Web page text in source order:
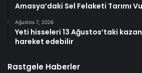
Amasya’daki Sel Felaketi Tarımı
Ağustos 7, 2026
Yeti hisseleri 13 Ağustos’taki
hareket edebilir
Rastgele Haberler